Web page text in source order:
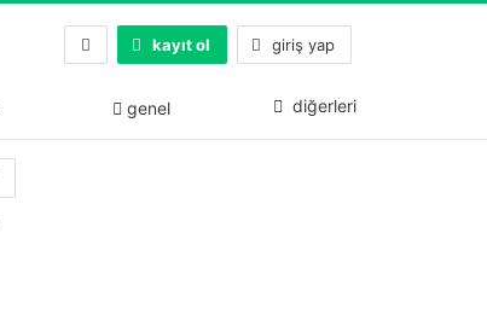
kayıt ol giriş yap
genel diğerleri